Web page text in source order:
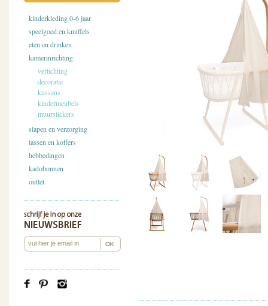
kinderkleding 0-6 jaar
speelgoed en knuffels
eten en drinken
kamerinrichting
verlichting
decoratie
kussens
kindermeubels
muurstickers
slapen en verzorging
tassen en koffers
hebbedingen
kadobonnen
outlet